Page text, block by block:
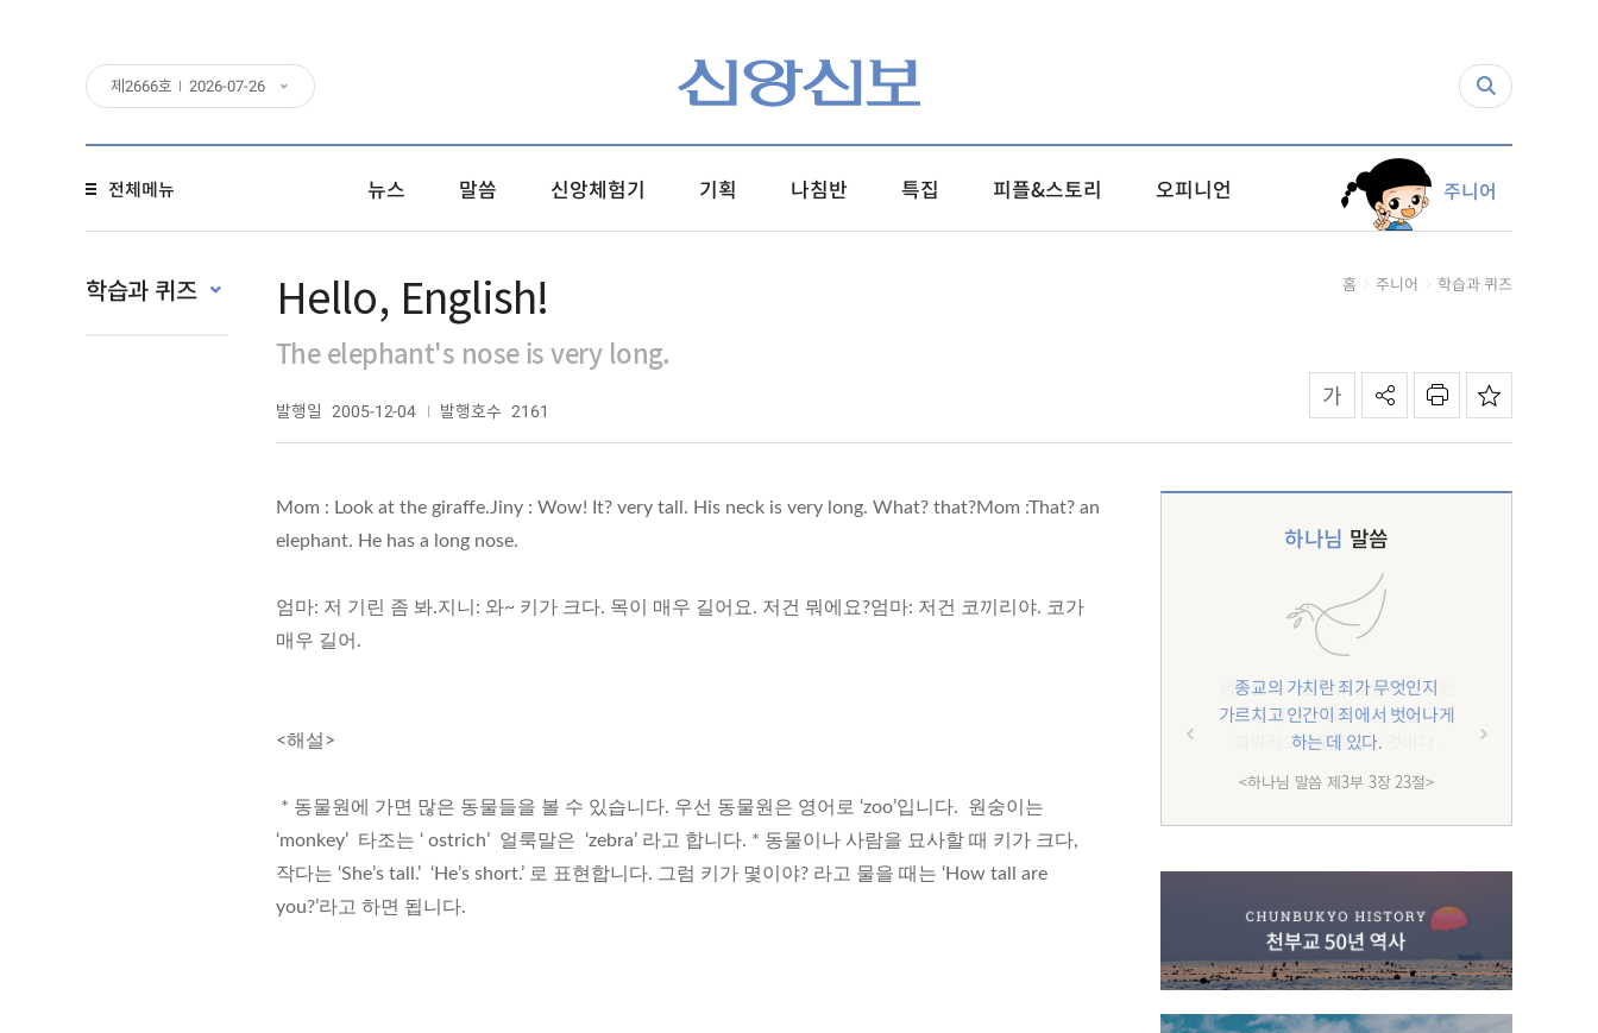
제 2666호 2026-07-26
전체메뉴 뉴스 말씀 신앙체험기 기획 나침반 특집 피플&스토리 오피니언 주니어
학습과 퀴즈 Hello, English!
The elephant's nose is very long.
발행일 2005-12-04 발행호수 2161
홈 주니어 학습과 퀴즈
Mom : Look at the giraffe.Jiny : Wow! It? very tall. His neck is very long. What? that?Mom :That? an
elephant. He has a long nose.
엄마: 저 기린 좀 봐.지니: 와~ 키가 크다. 목이 매우 길어요. 저건 뭐에요?엄마: 저건 코끼리야. 코가
매우 길어.
<해설>
* 동물원에 가면 많은 동물들을 볼 수 있습니다. 우선 동물원은 영어로 ‘zoo’입니다. 원숭이는
‘monkey’ 타조는 ‘ ostrich’ 얼룩말은 ‘zebra’ 라고 합니다. * 동물이나 사람을 묘사할 때 키가 크다,
작다는 ‘She’s tall.’ ‘He’s short.’ 로 표현합니다. 그럼 키가 몇이야? 라고 물을 때는 ‘How tall are
you?’라고 하면 됩니다.
하나님 말씀
종교의 가치란 죄가 무엇인지
가르치고 인간이 죄에서 벗어나게
하는 데 있다.
<하나님 말씀 제3부 3장 23절>